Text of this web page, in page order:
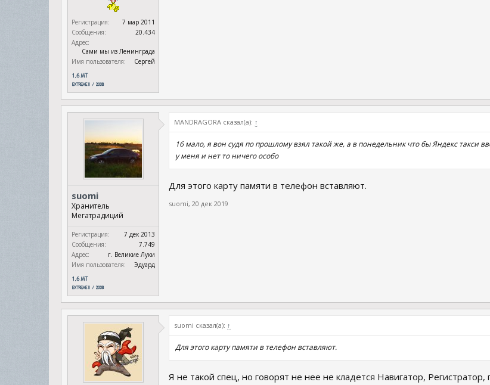
Регистрация:
7 мар 2011
Сообщения:
20.434
Адрес:
Сами мы из Ленинграда
Имя пользователя:
Сергей
suomi
Хранитель
Мегатрадиций
Регистрация:
7 дек 2013
Сообщения:
7.749
Адрес:
г. Великие Луки
Имя пользователя:
Эдуард
MANDRAGORA сказал(а): ↑
16 мало, я вон судя по прошлому взял такой же, а в понедельник что бы Яндекс такси
у меня и нет то ничего особо
Для этого карту памяти в телефон вставляют.
suomi, 20 дек 2019
suomi сказал(а): ↑
Для этого карту памяти в телефон вставляют.
Я не такой спец, но говорят не нее не кладется Навигатор, Регистратор,